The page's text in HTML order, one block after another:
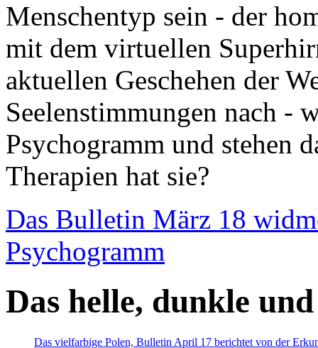
Menschentyp sein - der
mit dem virtuellen
aktuellen Geschehen der
Seelenstimmungen nach -
Psychogramm und stehen
Therapien hat sie?
Das Bulletin März 18
Psychogramm
Das helle, dunkle
Das vielfarbige Polen, Bulletin April 17 berichtet von der